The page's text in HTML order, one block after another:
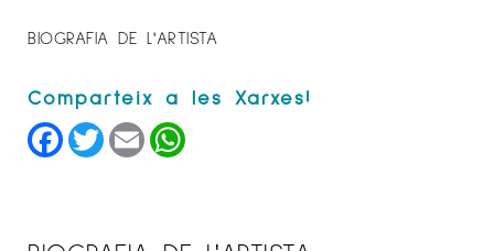
BIOGRAFIA DE L'ARTISTA
Facebook
TwitterEmail